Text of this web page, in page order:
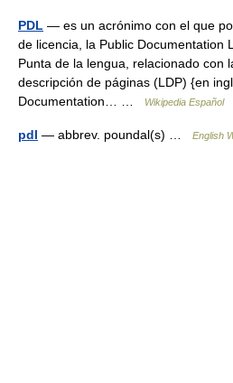
PDL — es un acrónimo con el que
de licencia, la Public Documentation
Punta de la lengua, relacionado con
descripción de páginas (LDP) {en
Documentation… …
Wikipedia Español
pdl — abbrev. poundal(s) … English